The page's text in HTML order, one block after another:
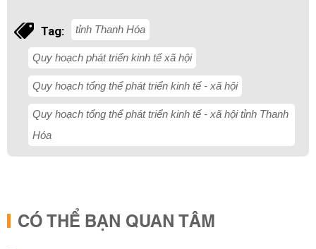
Tag: tỉnh Thanh Hóa
Quy hoạch phát triển kinh tế xã hội
Quy hoạch tổng thể phát triển kinh tế - xã hội
Quy hoạch tổng thể phát triển kinh tế - xã hội tỉnh Thanh
Hóa
CÓ THỂ BẠN QUAN TÂM